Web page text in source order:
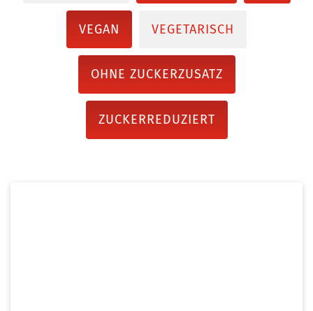
VEGAN VEGETARISCH
OHNE ZUCKERZUSATZ
ZUCKERREDUZIERT